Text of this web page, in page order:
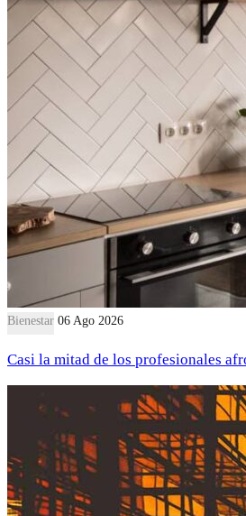
Bienestar 06 Ago 2026
Casi la mitad de los profesionales